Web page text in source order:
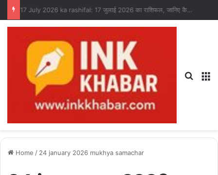
Home / 24 january 2026 mukhya samachar